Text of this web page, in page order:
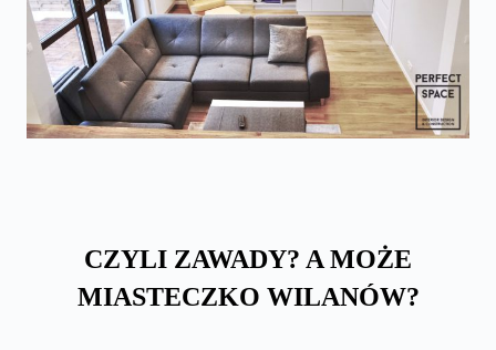
CZYLI ZAWADY? A MOŻE
MIASTECZKO WILANÓW?